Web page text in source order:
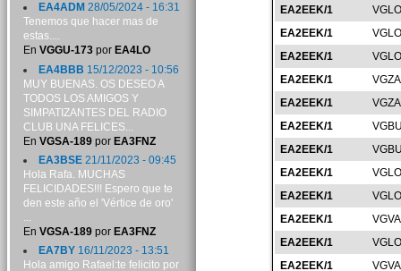
EA2EEK/1
EA2EEK/1
EA2EEK/1
EA2EEK/1
EA2EEK/1
EA2EEK/1
EA2EEK/1
EA2EEK/1
EA2EEK/1
EA2EEK/1
EA2EEK/1
EA2EEK/1
EA4ADM 28/05/2024 - 16:31
Tenemos que hacer mas de
estas....
En VGGU-173por EA4LO
EA4BBB 15/12/2023 - 10:56
MUY BUENAS. OS DESEO A
TODOS LOS AMIGOS Y
SIMPATIZANTES DEL RADIO
CLUB UNA FELICES...
En VGSA-189por EA3FNZ
EA3BSE21/11/2023 - 09:45
Hola Rafa. MUCHAS
FELICIDADES!!! Espero que te
den este año el 'Vértice de oro'
...
En VGSA-189por EA3FNZ
EA7BY16/11/2023 - 13:51
Hola amigo Rafael:te felicito por